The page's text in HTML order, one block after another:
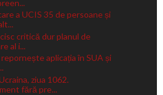
a UCIS 35 de persoane și
critică dur planul de
al i...
aplicația în SUA și
ziua 1062.
fără pre...